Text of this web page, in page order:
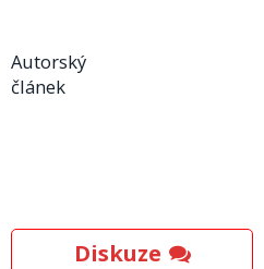
Autorský
článek
Diskuze